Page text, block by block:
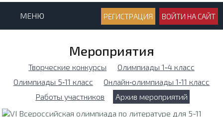
МЕНЮ РЕГИСТРАЦИЯ ВОЙТИ НА САЙТ
Мероприятия
Творческие конкурсы
Олимпиады 1‑4 класс
Олимпиады 5‑11 класс
Онлайн‑олимпиады 1‑11 класс
Работы участников
Архив мероприятий